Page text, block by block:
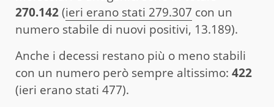
270.142(ieri erano stati 279.307 con un
numero stabile di nuovi positivi, 13.189).
Anche i decessi restano più o meno stabili
con un numero però sempre altissimo: 422
(ieri erano stati 477).